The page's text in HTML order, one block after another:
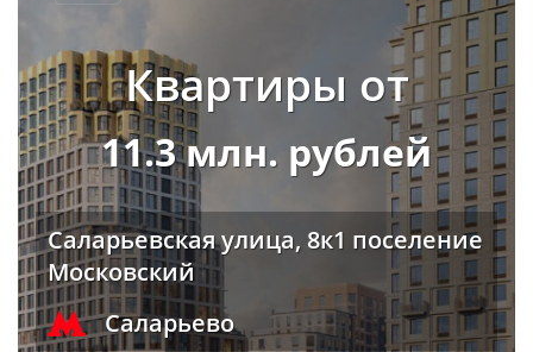
Квартиры от
11.3 млн. рублей
Саларьевская улица, 8к1 поселение
Московский
Саларьево